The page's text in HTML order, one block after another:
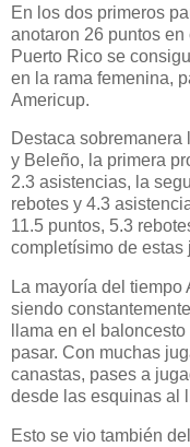
En los dos primeros
anotaron 26 puntos
Puerto Rico se
en la rama femenina,
Americup.
Destaca
y Beleño, la primera
2.3 asistencias, la
rebotes y 4.3
11.5 puntos, 5.3
completísimo de estas
La mayoría del
siendo
llama en el
pasar. Con muchas
canastas, pases a
desde las esquinas al
Esto se vio también